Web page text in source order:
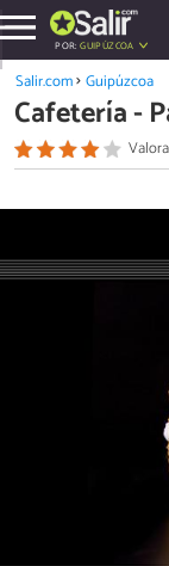
POR:GUIPÚZCOA
Salir.com Guipúzcoa
Cafetería -